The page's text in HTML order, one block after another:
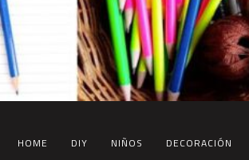
HOME DIY NIÑOS DECORACIÓN